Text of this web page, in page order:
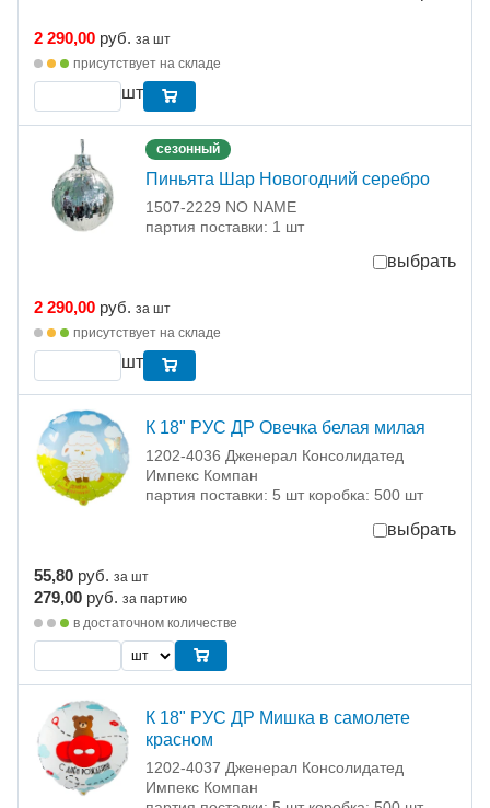
2 290,00 руб. за шт
присутствует на складе
шт
сезонный
Пиньята Шар Новогодний серебро
1507-2229 NO NAME
партия поставки: 1 шт
выбрать
2 290,00 руб. за шт
присутствует на складе
шт
К 18" РУС ДР Овечка белая милая
1202-4036 Дженерал Консолидатед
Импекс Компан
партия поставки: 5 шт коробка: 500 шт
выбрать
55,80 руб. за шт
279,00 руб. за партию
в достаточном количестве
К 18" РУС ДР Мишка в самолете
красном
1202-4037 Дженерал Консолидатед
Импекс Компан